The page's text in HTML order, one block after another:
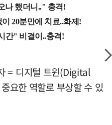
= 디지털 트윈(Digital
요한 역할로 부상할 수 있